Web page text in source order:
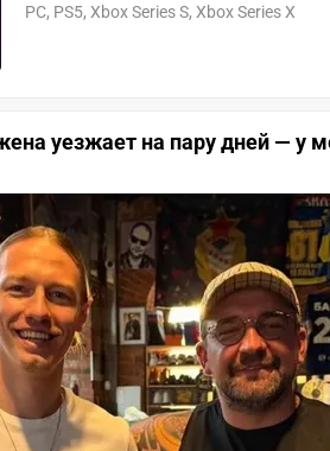
PC, PS5, Xbox Series S, Xbox Series X
уезжает на пару дней — у